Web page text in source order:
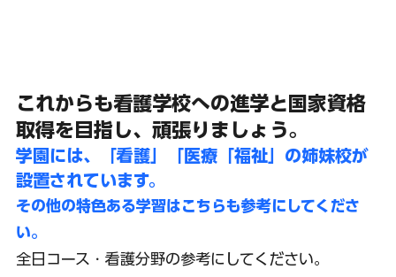
これからも看護学校への進学と国家資格
取得を目指し、頑張りましょう。
学園には、「看護」「医療「福祉」の姉妹校が
設置されています。
その他の特色ある学習はこちらも参考にしてくださ
い。
全日コース・看護分野の参考にしてください。